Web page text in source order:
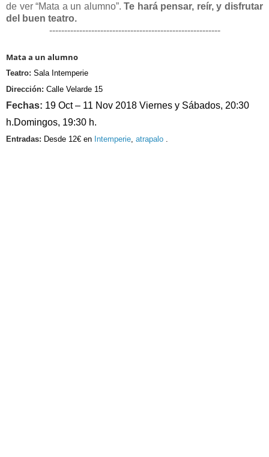
de ver “Mata a un alumno”.Te hará pensar, reír, y disfrutar
del buen teatro.
---------------------------------------------------------
Mata a un alumno
Teatro: Sala Intemperie
Dirección: Calle Velarde 15
Fechas: 19 Oct – 11 Nov 2018 Viernes y Sábados, 20:30
h.Domingos, 19:30 h.
Entradas: Desde 12€ en Intemperie atrapalo